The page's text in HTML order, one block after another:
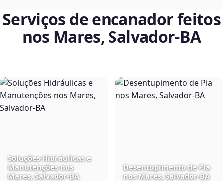
Serviços de encanador feitos
nos Mares, Salvador‑BA
Soluções Hidráulicas e
Manutenções nos
Mares, Salvador‑BA
Desentupimento de Pia
nos Mares, Salvador‑BA